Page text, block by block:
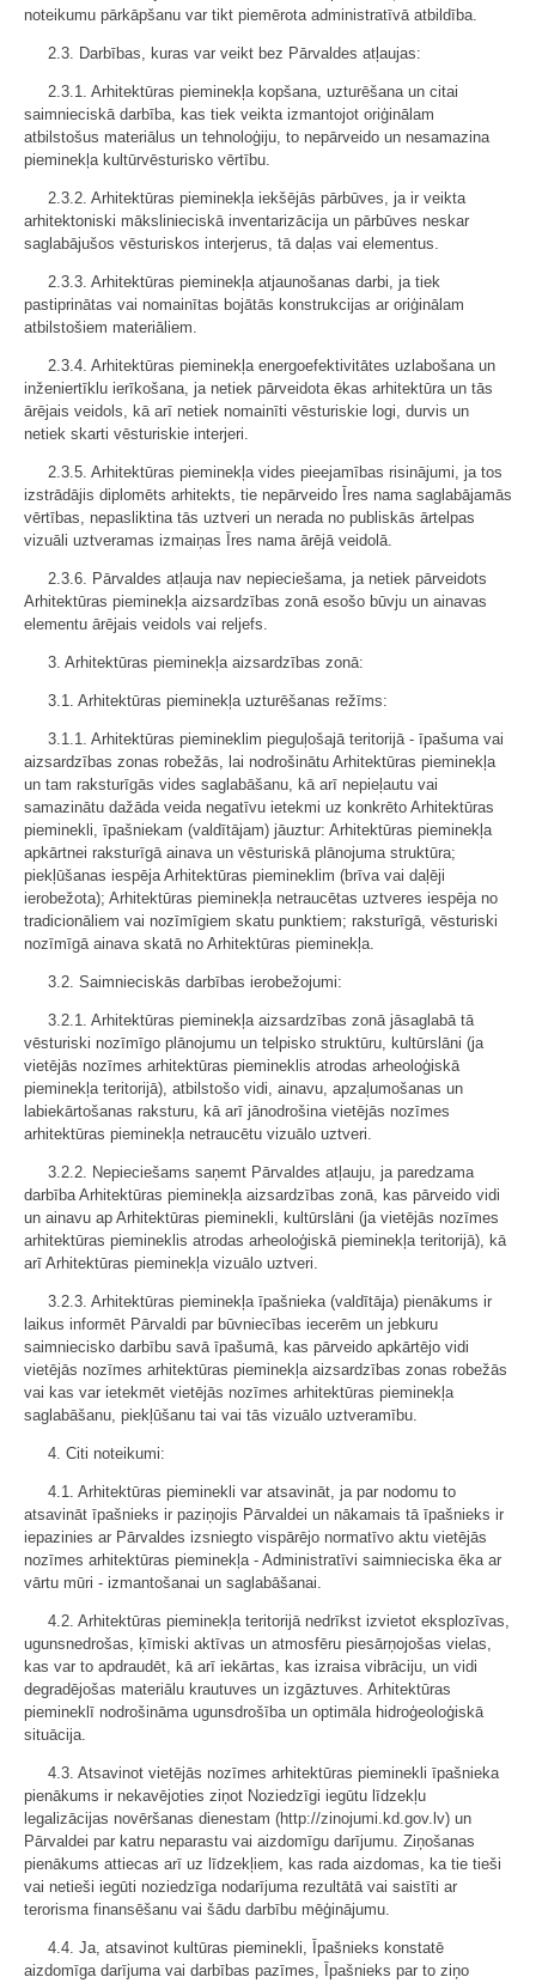
noteikumu pārkāpšanu var tikt piemērota administratīvā atbildība.
2.3. Darbības, kuras var veikt bez Pārvaldes atļaujas:
2.3.1. Arhitektūras pieminekļa kopšana, uzturēšana un citai
saimnieciskā darbība, kas tiek veikta izmantojot oriģinālam
atbilstošus materiālus un tehnoloģiju, to nepārveido un nesamazina
pieminekļa kultūrvēsturisko vērtību.
2.3.2. Arhitektūras pieminekļa iekšējās pārbūves, ja ir veikta
arhitektoniski mākslinieciskā inventarizācija un pārbūves neskar
saglabājušos vēsturiskos interjerus, tā daļas vai elementus.
2.3.3. Arhitektūras pieminekļa atjaunošanas darbi, ja tiek
pastiprinātas vai nomainītas bojātās konstrukcijas ar oriģinālam
atbilstošiem materiāliem.
2.3.4. Arhitektūras pieminekļa energoefektivitātes uzlabošana un
inženiertīklu ierīkošana, ja netiek pārveidota ēkas arhitektūra un tās
ārējais veidols, kā arī netiek nomainīti vēsturiskie logi, durvis un
netiek skarti vēsturiskie interjeri.
2.3.5. Arhitektūras pieminekļa vides pieejamības risinājumi, ja tos
izstrādājis diplomēts arhitekts, tie nepārveido Īres nama saglabājamās
vērtības, nepasliktina tās uztveri un nerada no publiskās ārtelpas
vizuāli uztveramas izmaiņas Īres nama ārējā veidolā.
2.3.6. Pārvaldes atļauja nav nepieciešama, ja netiek pārveidots
Arhitektūras pieminekļa aizsardzības zonā esošo būvju un ainavas
elementu ārējais veidols vai reljefs.
3. Arhitektūras pieminekļa aizsardzības zonā:
3.1. Arhitektūras pieminekļa uzturēšanas režīms:
3.1.1. Arhitektūras piemineklim pieguļošajā teritorijā - īpašuma vai
aizsardzības zonas robežās, lai nodrošinātu Arhitektūras pieminekļa
un tam raksturīgās vides saglabāšanu, kā arī nepieļautu vai
samazinātu dažāda veida negatīvu ietekmi uz konkrēto Arhitektūras
pieminekli, īpašniekam (valdītājam) jāuztur: Arhitektūras pieminekļa
apkārtnei raksturīgā ainava un vēsturiskā plānojuma struktūra;
piekļūšanas iespēja Arhitektūras piemineklim (brīva vai daļēji
ierobežota); Arhitektūras pieminekļa netraucētas uztveres iespēja no
tradicionāliem vai nozīmīgiem skatu punktiem; raksturīgā, vēsturiski
nozīmīgā ainava skatā no Arhitektūras pieminekļa.
3.2. Saimnieciskās darbības ierobežojumi:
3.2.1. Arhitektūras pieminekļa aizsardzības zonā jāsaglabā tā
vēsturiski nozīmīgo plānojumu un telpisko struktūru, kultūrslāni (ja
vietējās nozīmes arhitektūras piemineklis atrodas arheoloģiskā
pieminekļa teritorijā), atbilstošo vidi, ainavu, apzaļumošanas un
labiekārtošanas raksturu, kā arī jānodrošina vietējās nozīmes
arhitektūras pieminekļa netraucētu vizuālo uztveri.
3.2.2. Nepieciešams saņemt Pārvaldes atļauju, ja paredzama
darbība Arhitektūras pieminekļa aizsardzības zonā, kas pārveido vidi
un ainavu ap Arhitektūras pieminekli, kultūrslāni (ja vietējās nozīmes
arhitektūras piemineklis atrodas arheoloģiskā pieminekļa teritorijā), kā
arī Arhitektūras pieminekļa vizuālo uztveri.
3.2.3. Arhitektūras pieminekļa īpašnieka (valdītāja) pienākums ir
laikus informēt Pārvaldi par būvniecības iecerēm un jebkuru
saimniecisko darbību savā īpašumā, kas pārveido apkārtējo vidi
vietējās nozīmes arhitektūras pieminekļa aizsardzības zonas robežās
vai kas var ietekmēt vietējās nozīmes arhitektūras pieminekļa
saglabāšanu, piekļūšanu tai vai tās vizuālo uztveramību.
4. Citi noteikumi:
4.1. Arhitektūras pieminekli var atsavināt, ja par nodomu to
atsavināt īpašnieks ir paziņojis Pārvaldei un nākamais tā īpašnieks ir
iepazinies ar Pārvaldes izsniegto vispārējo normatīvo aktu vietējās
nozīmes arhitektūras pieminekļa - Administratīvi saimnieciska ēka ar
vārtu mūri - izmantošanai un saglabāšanai.
4.2. Arhitektūras pieminekļa teritorijā nedrīkst izvietot eksplozīvas,
ugunsnedrošas, ķīmiski aktīvas un atmosfēru piesārņojošas vielas,
kas var to apdraudēt, kā arī iekārtas, kas izraisa vibrāciju, un vidi
degradējošas materiālu krautuves un izgāztuves. Arhitektūras
piemineklī nodrošināma ugunsdrošība un optimāla hidroģeoloģiskā
situācija.
4.3. Atsavinot vietējās nozīmes arhitektūras pieminekli īpašnieka
pienākums ir nekavējoties ziņot Noziedzīgi iegūtu līdzekļu
legalizācijas novēršanas dienestam (http://zinojumi.kd.gov.lv) un
Pārvaldei par katru neparastu vai aizdomīgu darījumu. Ziņošanas
pienākums attiecas arī uz līdzekļiem, kas rada aizdomas, ka tie tieši
vai netieši iegūti noziedzīga nodarījuma rezultātā vai saistīti ar
terorisma finansēšanu vai šādu darbību mēģinājumu.
4.4. Ja, atsavinot kultūras pieminekli, Īpašnieks konstatē
aizdomīga darījuma vai darbības pazīmes, Īpašnieks par to ziņo